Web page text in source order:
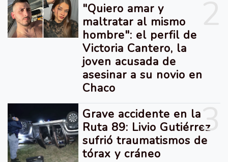
"Quiero amar y
maltratar al mismo
hombre": el perfil de
Victoria Cantero, la
joven acusada de
asesinar a su novio en
Chaco
3
Grave accidente en la
Ruta 89: Livio Gutiérrez
sufrió traumatismos de
tórax y cráneo